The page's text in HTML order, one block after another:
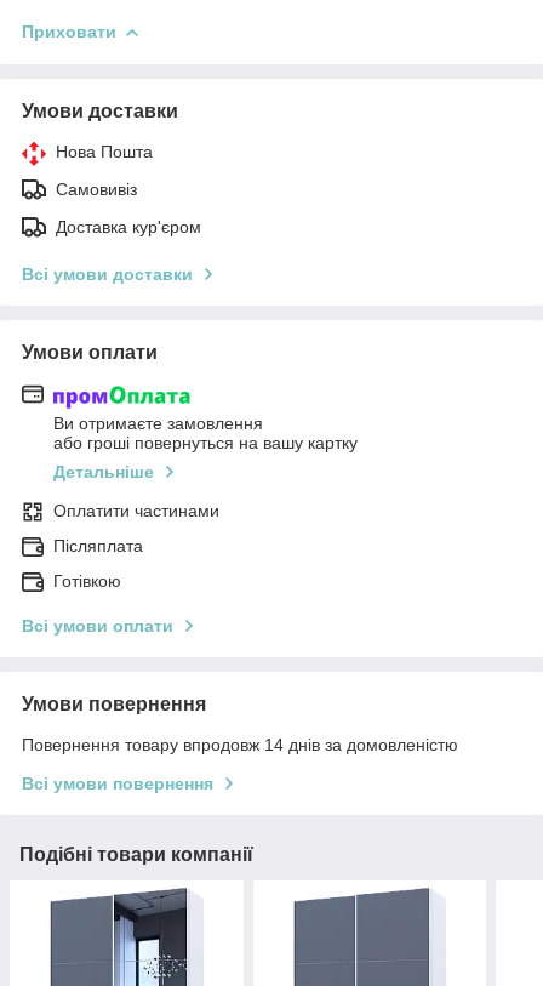
Приховати
Умови доставки
Нова Пошта
Самовивіз
Доставка кур'єром
Всі умови доставки
Умови оплати
Ви отримаєте замовлення
або гроші повернуться на вашу картку
Детальніше
Оплатити частинами
Післяплата
Готівкою
Всі умови оплати
Умови повернення
Повернення товару впродовж 14 днів за домовленістю
Всі умови повернення
Подібні товари компанії